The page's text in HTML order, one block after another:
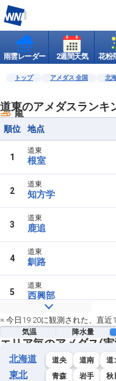
雨雲レーダー 2週間天気 花粉
トップ アメダス 全国 北
道東のアメダスランキ
風
順位 地点
1
道東
根室
2
道東
知方学
3
道東
鹿追
4
道東
釧路
5
道東
西興部
6
道東
納沙布
7
道東
厚床
※ 今日19:20に観測された、直近
気温 降水量
エリア毎のアメダス(
北海道 道央 道南 道
東北 青森 岩手 秋